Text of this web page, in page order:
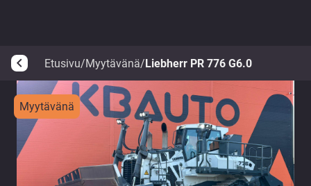
arrow_back_ios Etusivu/Myytävänä/Liebherr PR 776 G6.0
Myytävänä